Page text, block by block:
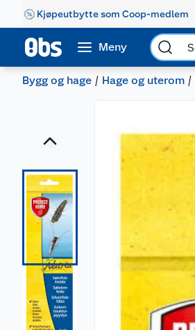
Kjøpeutbytte som Coop-medlem
Meny
Bygg og hage Hage og uterom